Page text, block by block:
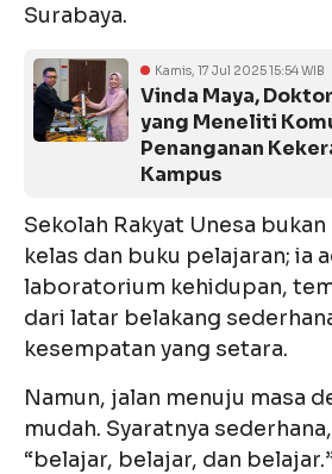
Surabaya.
Kamis, 17 Jul 2025 15:54 WIB
Vinda Maya,
yang Meneliti
Penanganan
Kampus
Sekolah Rakyat Unesa
kelas dan buku pelajaran; ia
laboratorium kehidupan,
dari latar belakang
kesempatan yang setara.
Namun, jalan menuju masa
mudah. Syaratnya
“belajar, belajar, dan